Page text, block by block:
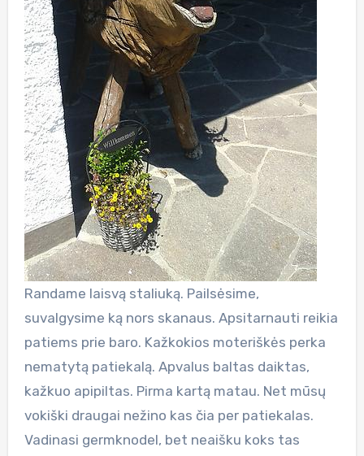
Randame laisvą staliuką. Pailsėsime,
suvalgysime ką nors skanaus. Apsitarnauti reikia
patiems prie baro. Kažkokios moteriškės perka
nematytą patiekalą. Apvalus baltas daiktas,
kažkuo apipiltas. Pirma kartą matau. Net mūsų
vokiški draugai nežino kas čia per patiekalas.
Vadinasi germknodel, bet neaišku koks tas